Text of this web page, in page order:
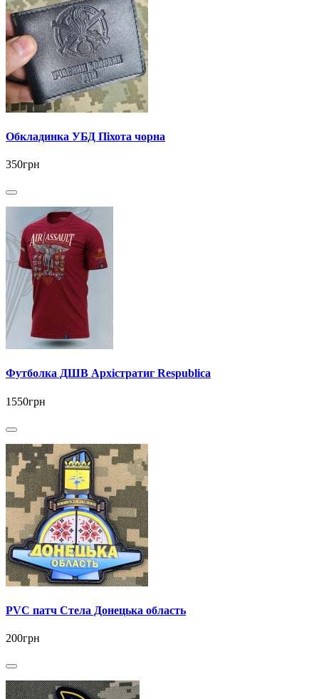
Обкладинка УБД Піхота чорна
350грн
Футболка ДШВ Архістратиг Respublica
1550грн
PVC патч Стела Донецька область
200грн